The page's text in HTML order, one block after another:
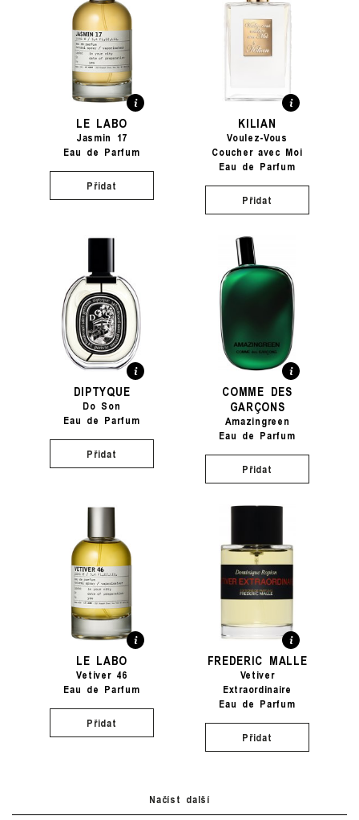
LE LABO
Jasmin 17
Eau de Parfum
Přidat
KILIAN
Voulez-Vous
Coucher avec Moi
Eau de Parfum
Přidat
DIPTYQUE
Do Son
Eau de Parfum
Přidat
COMME DES
GARÇONS
Amazingreen
Eau de Parfum
Přidat
LE LABO
Vetiver 46
Eau de Parfum
Přidat
FREDERIC MALLE
Vetiver
Extraordinaire
Eau de Parfum
Přidat
Načíst další